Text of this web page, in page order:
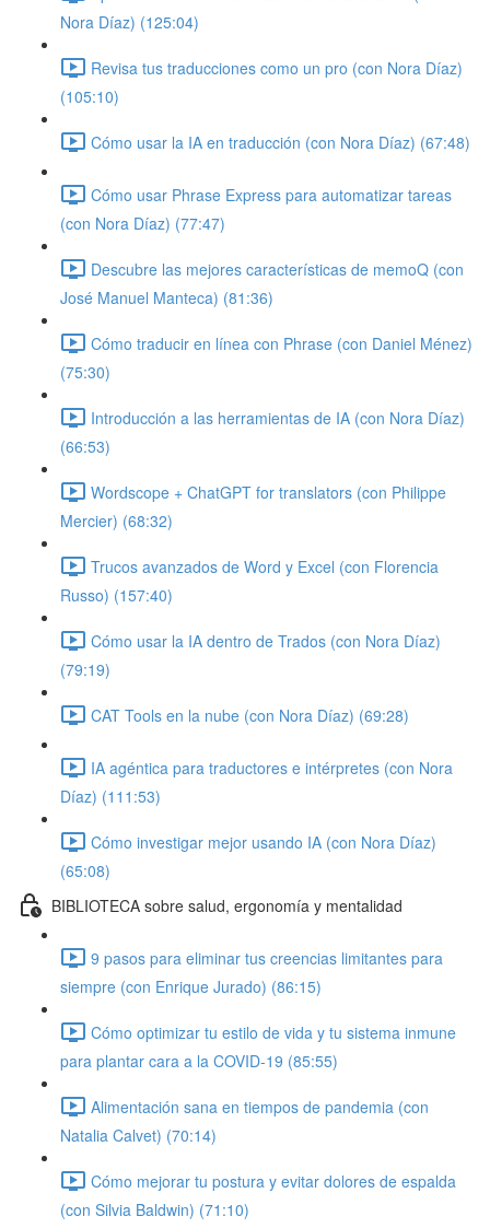
Nora Díaz) (125:04)
Revisa tus traducciones como un pro (con Nora Díaz)
(105:10)
Cómo usar la IA en traducción (con Nora Díaz) (67:48)
Cómo usar Phrase Express para automatizar tareas
(con Nora Díaz) (77:47)
Descubre las mejores características de memoQ (con
José Manuel Manteca) (81:36)
Cómo traducir en línea con Phrase (con Daniel Ménez)
(75:30)
Introducción a las herramientas de IA (con Nora Díaz)
(66:53)
Wordscope + ChatGPT for translators (con Philippe
Mercier) (68:32)
Trucos avanzados de Word y Excel (con Florencia
Russo) (157:40)
Cómo usar la IA dentro de Trados (con Nora Díaz)
(79:19)
CAT Tools en la nube (con Nora Díaz) (69:28)
IA agéntica para traductores e intérpretes (con Nora
Díaz) (111:53)
Cómo investigar mejor usando IA (con Nora Díaz)
(65:08)
BIBLIOTECA sobre salud, ergonomía y mentalidad
9 pasos para eliminar tus creencias limitantes para
siempre (con Enrique Jurado) (86:15)
Cómo optimizar tu estilo de vida y tu sistema inmune
para plantar cara a la COVID-19 (85:55)
Alimentación sana en tiempos de pandemia (con
Natalia Calvet) (70:14)
Cómo mejorar tu postura y evitar dolores de espalda
(con Silvia Baldwin) (71:10)